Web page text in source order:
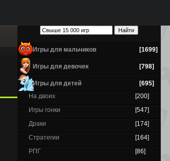
Игры для мальчиков [1699]
Игры для девочек [798]
Игры для детей
[695]
На двоих
[200]
Игры гонки
[547]
Драки
[174]
Стратегии
[164]
РПГ
[86]